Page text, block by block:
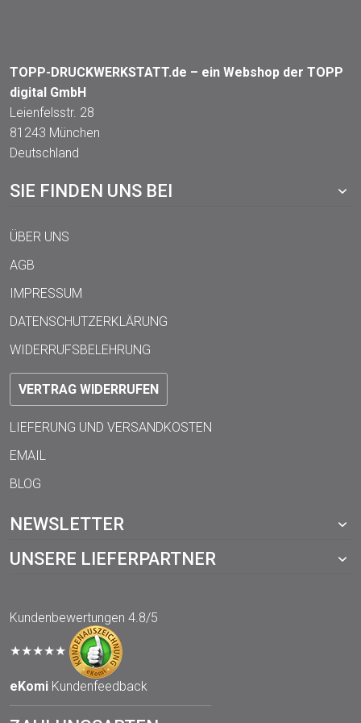
TOPP-DRUCKWERKSTATT.de – ein Webshop der TOPP
digital GmbH
Leienfelsstr. 28
81243 München
Deutschland
SIE FINDEN UNS BEI
ÜBER UNS
AGB
IMPRESSUM
DATENSCHUTZERKLÄRUNG
WIDERRUFSBELEHRUNG
VERTRAG WIDERRUFEN
LIEFERUNG UND VERSANDKOSTEN
EMAIL
BLOG
NEWSLETTER
UNSERE LIEFERPARTNER
Kundenbewertungen 4.8/5
★★★★★
eKomi Kundenfeedback